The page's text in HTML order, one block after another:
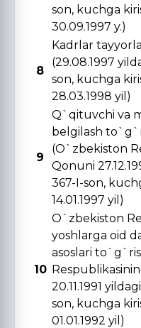
son, kuchga
30.09.1997 y.)
8
Kadrlar
(29.08.1997
son, kuchga
28.03.1998 yil)
9
Q`qituvchi va
belgilash
(O`zbekiston
Qonuni
367-I-son,
14.01.1997 yil)
10
O`zbekiston
yoshlarga oid
asoslari
20.11.1991
son, kuchga
01.01.1992 yil)